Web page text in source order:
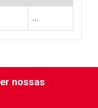
...
nossas